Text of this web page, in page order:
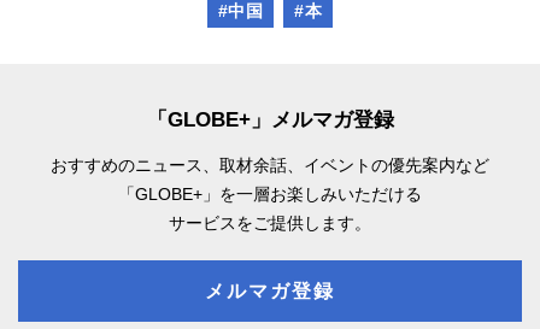
#中国 #本
「GLOBE+」メルマガ登録
おすすめのニュース、取材余話、 イベントの優先案内など
「GLOBE+」を一層お楽しみいただける
サービスをご提供します。
メルマガ登録